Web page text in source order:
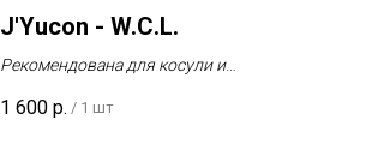
J'Yucon - W.C.L.
Рекомендована для косули и
1 600 р. / 1 шт